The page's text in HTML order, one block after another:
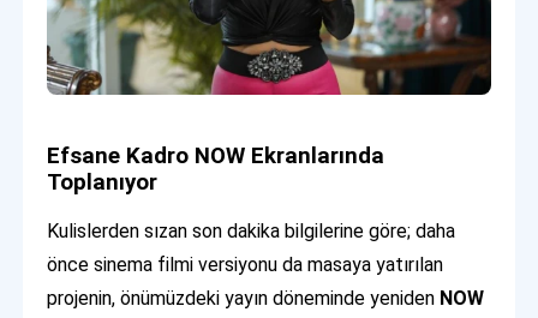
Efsane Kadro NOW Ekranlarında
Toplanıyor
Kulislerden sızan son dakika bilgilerine göre; daha
önce sinema filmi versiyonu da masaya yatırılan
projenin, önümüzdeki yayın döneminde yeniden NOW